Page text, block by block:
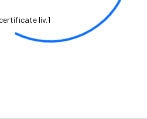
liv.1